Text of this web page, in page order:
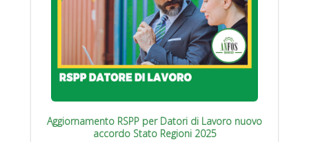
Aggiornamento RSPP per Datori di Lavoro nuovo
accordo Stato Regioni 2025